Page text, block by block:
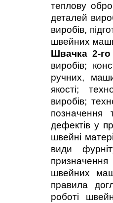
теплову
деталей
виробів,
швейних
Швачка 2-
виробів;
ручних,
якості;
виробів;
позначення
дефектів у
швейні
види
швейних
правила
роботі